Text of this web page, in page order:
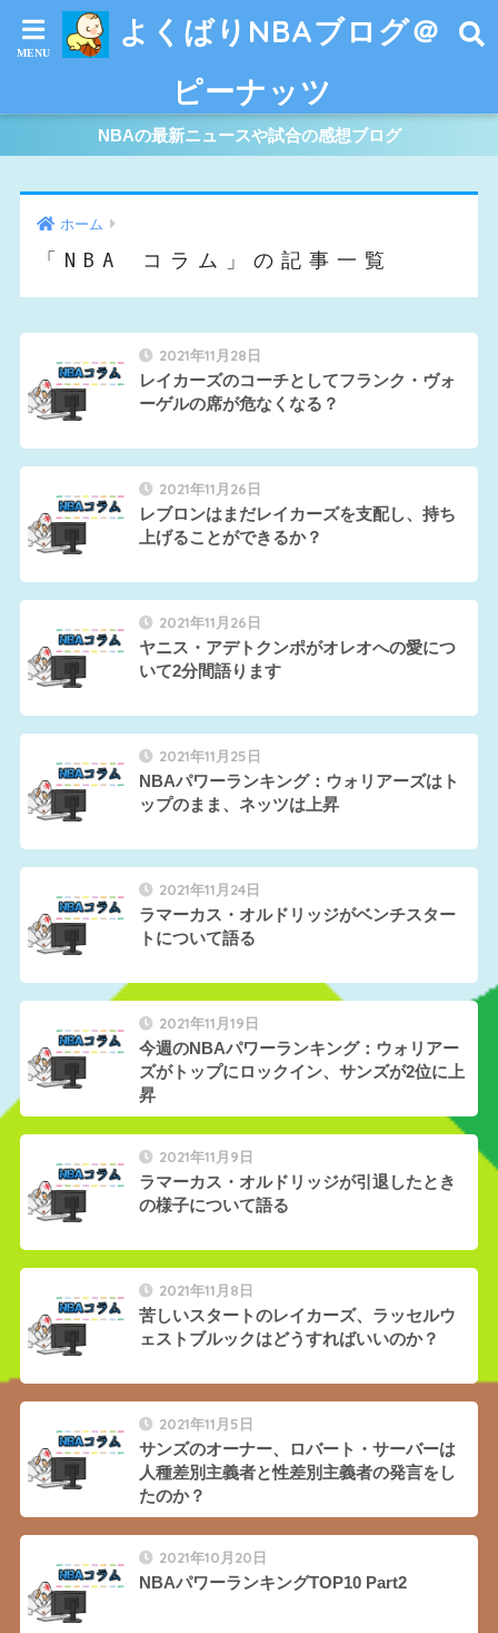
よくばりNBAブログ＠
ピーナッツ
NBAの最新ニュースや試合の感想ブログ
ホーム
「NBA コラム」の記事一覧
2021年11月28日
レイカーズのコーチとしてフランク・ヴォ
ーゲルの席が危なくなる？
2021年11月26日
レブロンはまだレイカーズを支配し、持ち
上げることができるか？
2021年11月26日
ヤニス・アデトクンポがオレオへの愛につ
いて2分間語ります
2021年11月25日
NBAパワーランキング：ウォリアーズはト
ップのまま、ネッツは上昇
2021年11月24日
ラマーカス・オルドリッジがベンチスター
トについて語る
2021年11月19日
今週のNBAパワーランキング：ウォリアー
ズがトップにロックイン、サンズが2位に上
昇
2021年11月9日
ラマーカス・オルドリッジが引退したとき
の様子について語る
2021年11月8日
苦しいスタートのレイカーズ、ラッセルウ
ェストブルックはどうすればいいのか？
2021年11月5日
サンズのオーナー、ロバート・サーバーは
人種差別主義者と性差別主義者の発言をし
たのか？
2021年10月20日
NBAパワーランキングTOP10 Part2